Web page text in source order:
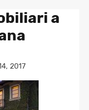
a
2017